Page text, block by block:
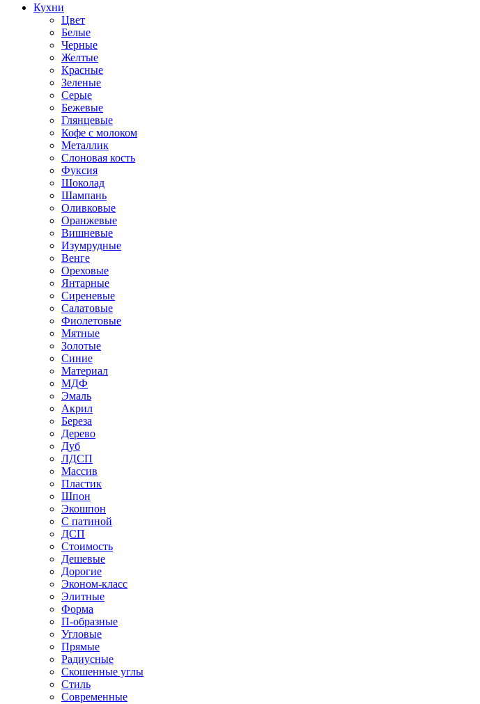
Кухни
Цвет
Белые
Черные
Желтые
Красные
Зеленые
Серые
Бежевые
Глянцевые
Кофе с молоком
Металлик
Слоновая кость
Фуксия
Шоколад
Шампань
Оливковые
Оранжевые
Вишневые
Изумрудные
Венге
Ореховые
Янтарные
Сиреневые
Салатовые
Фиолетовые
Мятные
Золотые
Синие
Материал
МДФ
Эмаль
Акрил
Береза
Дерево
Дуб
ЛДСП
Массив
Пластик
Шпон
Экошпон
С патиной
ДСП
Стоимость
Дешевые
Дорогие
Эконом-класс
Элитные
Форма
П-образные
Угловые
Прямые
Радиусные
Скошенные углы
Стиль
Современные